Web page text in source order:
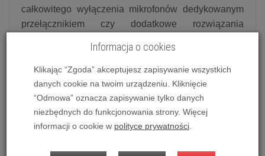
całkowitego wyłączenia mikrofonów dedykowanym
przełącznikiem czy dodatkowe rozwiązania
C. Era 300 został zaprojektowany jako głośnik
premium, z obsługą dźwięku Dolby Atmos.
Przenieś dźwięk przestrzenny na wyższy poziom
Rewolucyjna konstrukcja akustyczna, obsługująca
technologię Dolby Atmos, dzięki sześciu optymalnie
rozmieszczonym przetwornikom w całej części
Informacja o cookies
Klikając “Zgoda” akceptujesz zapisywanie wszystkich
danych cookie na twoim urządzeniu. Kliknięcie
“Odmowa” oznacza zapisywanie tylko danych
niezbędnych do funkcjonowania strony. Więcej
informacji o cookie w polityce prywatności.